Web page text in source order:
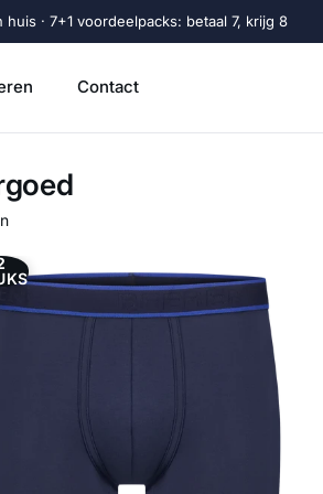
· 7+1 voordeelpacks: betaal 7, krijg 8
Contact